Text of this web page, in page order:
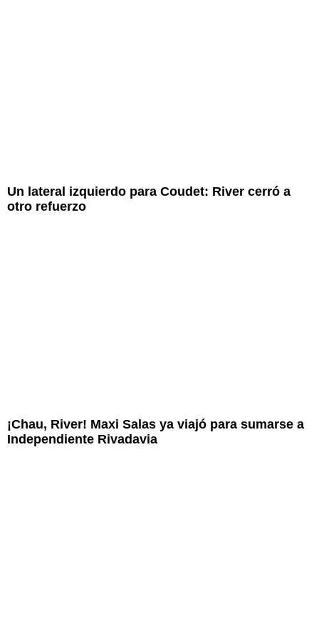
Un lateral izquierdo para Coudet: River cerró a
otro refuerzo
¡Chau, River! Maxi Salas ya viajó para sumarse a
Independiente Rivadavia